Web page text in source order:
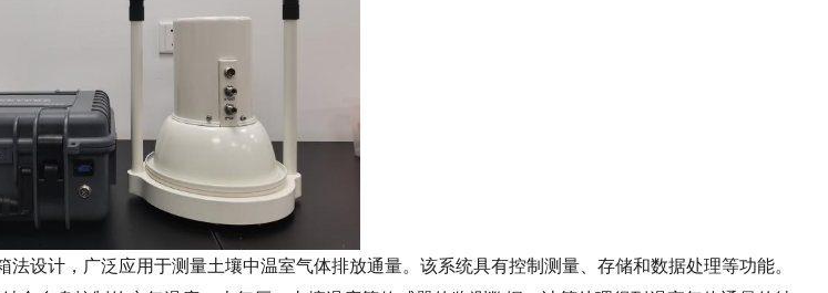
设计，广泛应用于测量土壤中温室气体排放通量。该系统具有控制测量、存储和数据处理等功能。